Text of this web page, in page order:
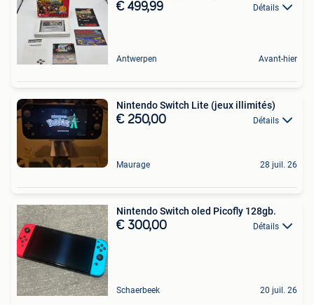
€ 499,99 Détails
Antwerpen Avant-hier
Nintendo Switch Lite (jeux illimités)
€ 250,00 Détails
Maurage 28 juil. 26
Nintendo Switch oled Picofly 128gb.
€ 300,00 Détails
Schaerbeek 20 juil. 26